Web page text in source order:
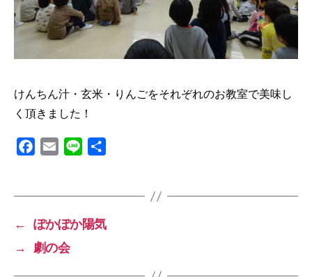
けんちん汁・玄米・りんごをそれぞれのお教室で美味し
く頂きました！
e
b
o
i
l
e
←
ぽかぽか陽気
→
劇の会